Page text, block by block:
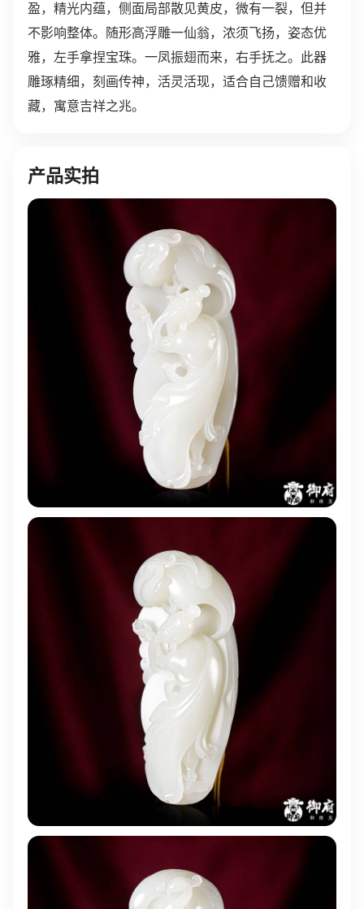
盈，精光内蕴，侧面局部散见黄皮，微有一裂，但并
不影响整体。随形高浮雕一仙翁，浓须飞扬，姿态优
雅，左手拿捏宝珠。一凤振翅而来，右手抚之。此器
雕琢精细，刻画传神，活灵活现，适合自己馈赠和收
藏，寓意吉祥之兆。
产品实拍